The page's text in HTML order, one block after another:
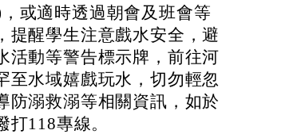
或適時透過朝會及班會等
提醒學生注意戲水安全，避
活動等警告標示牌，前往河
至水域嬉戲玩水，切勿輕忽
防溺救溺等相關資訊，如於
118專線。